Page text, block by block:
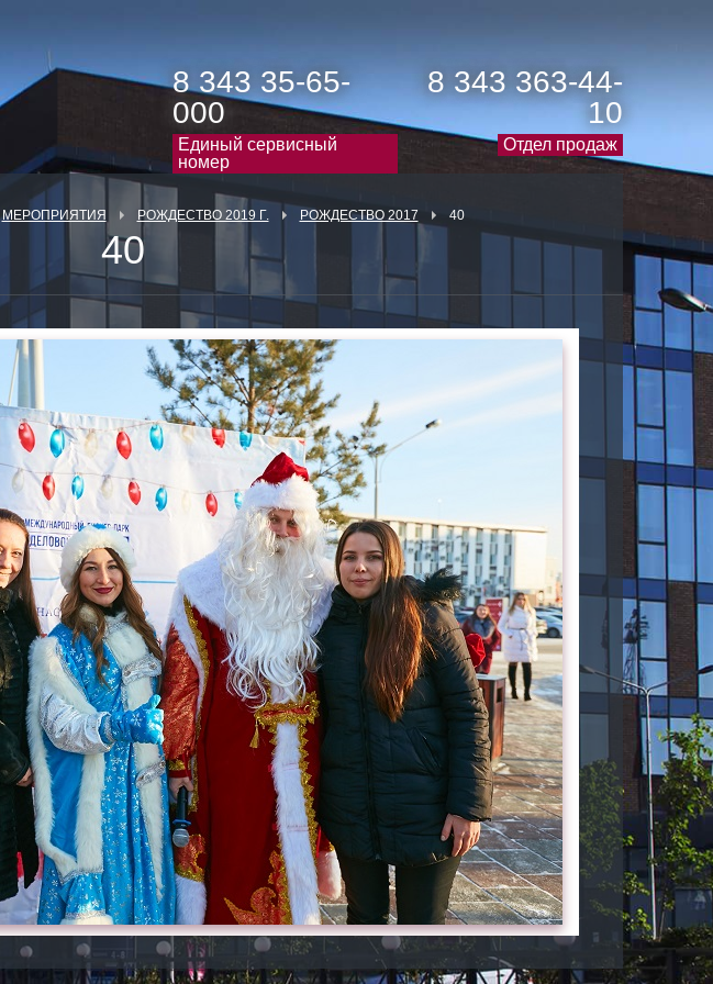
8 343 35-65-
000
Единый сервисный
номер
8 343 363-44-
10
Отдел продаж
МЕРОПРИЯТИЯ РОЖДЕСТВО 2019 Г. РОЖДЕСТВО 2017 40
40